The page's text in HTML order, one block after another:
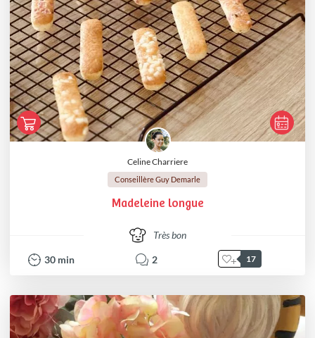
Celine Charriere
Conseillère Guy Demarle
Madeleine longue
Très bon
30 min 2 17